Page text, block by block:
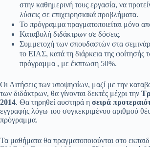
στην καθημερινή τους εργασία, να
λύσεις σε επιχειρησιακά προβλήματα.
Το πρόγραμμα πραγματοποιείται μόνο
Καταβολή διδάκτρων σε δόσεις.
Συμμετοχή των σπουδαστών στα
το ΕΙΑΣ, κατά τη διάρκεια της φοίτησής
πρόγραμμα , με έκπτωση 50%.
Οι Αιτήσεις των υποψηφίων, μαζί με την
των διδάκτρων, θα γίνονται δεκτές μέχρι την
2014. Θα τηρηθεί αυστηρά η σειρά
εγγραφής λόγω του συγκεκριμένου αριθμού
πρόγραμμα.
Τα μαθήματα θα πραγματοποιούνται στο